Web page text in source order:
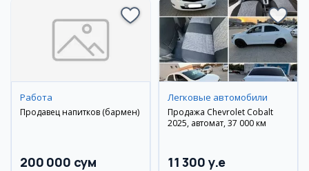
Работа
Продавец напитков (бармен)
200 000 сум
Легковые автомобили
Продажа Chevrolet Cobalt
2025, автомат, 37 000 км
11 300 y.e